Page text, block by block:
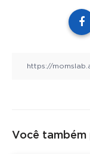
Você